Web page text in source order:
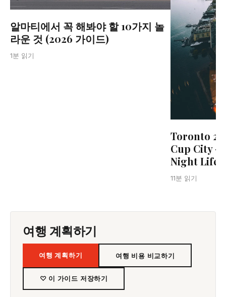
알마티에서 꼭 해봐야 할 10가지 놀
라운 것 (2026 가이드)
1분 읽기
Toronto
Cup City
Night Life
11분 읽기
여행 계획하기
여행 계획하기 여행 비용 비교하기
♡ 이 가이드 저장하기